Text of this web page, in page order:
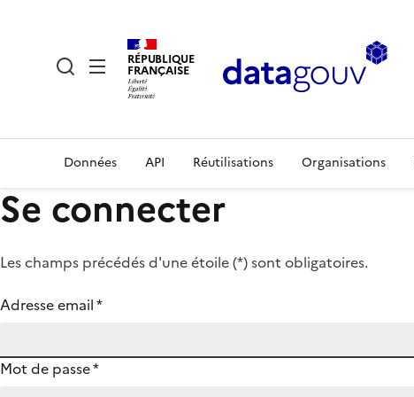
RÉPUBLIQUE
FRANÇAISE
Données API Réutilisations Organisations
Se connecter
Les champs précédés d'une étoile (*) sont obligatoires.
Adresse email*
Mot de passe*